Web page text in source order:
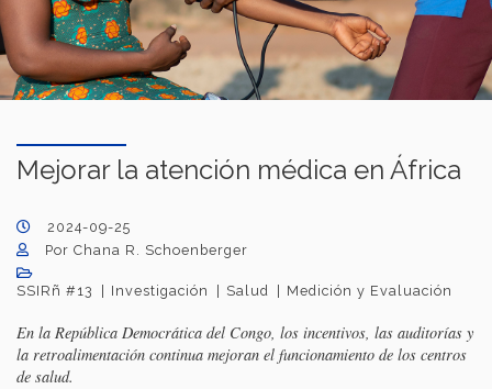
Mejorar la atención médica en África
2024-09-25
Por Chana R. Schoenberger
SSIRñ #13 Investigación Salud Medición y Evaluación
En la República Democrática del Congo, los incentivos, las auditorías y
la retroalimentación continua mejoran el funcionamiento de los centros
de salud.